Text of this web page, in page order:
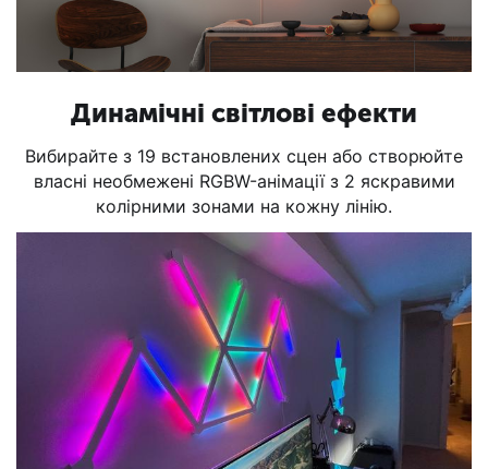
Динамічні світлові ефекти
Вибирайте з 19 встановлених сцен або створюйте
власні необмежені RGBW-анімації з 2 яскравими
колірними зонами на кожну лінію.